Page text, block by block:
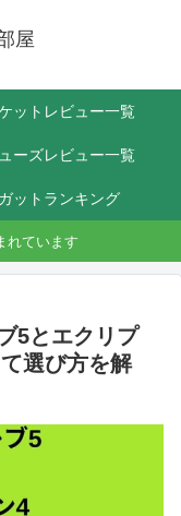
屋
ットレビュー一覧
ーズレビュー一覧
ガットランキング
れています
5とエクリプ
選び方を解